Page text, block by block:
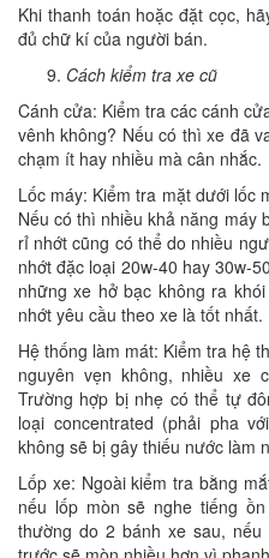
Khi thanh toán hoặc đặt cọc,
đủ chữ kí của người bán.
Cách kiểm tra xe cũ
Cánh cửa: Kiểm tra các cánh
vênh không? Nếu có thì xe đã
chạm ít hay nhiều mà cân nhắc.
Lốc máy: Kiểm tra mặt dưới lốc
Nếu có thì nhiều khả năng máy
rỉ nhớt cũng có thể do nhiều
nhớt đặc loại 20w-40 hay 30w-
những xe hở bạc không ra
nhớt yêu cầu theo xe là tốt nhất.
Hệ thống làm mát: Kiểm tra hệ
nguyên vẹn không, nhiều
Trường hợp bị nhẹ có thể tự
loại concentrated (phải pha
không sẽ bị gây thiếu nước làm
Lốp xe: Ngoài kiểm tra bằng
nếu lốp mòn sẽ nghe tiếng
thường do 2 bánh xe sau,